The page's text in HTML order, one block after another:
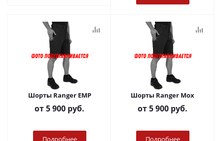
Шорты Ranger ЕМР
от5 900 руб.
Подробнее
Шорты Ranger Мох
от5 900 руб.
Подробнее